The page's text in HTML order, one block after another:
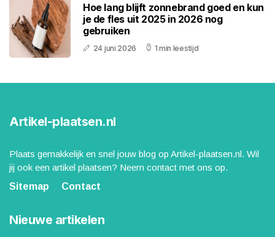
Hoe lang blijft zonnebrand goed en kun
je de fles uit 2025 in 2026 nog
gebruiken
24 juni 2026 1 min leestijd
Artikel-plaatsen.nl
Plaats gemakkelijk en snel jouw blog op Artikel-plaatsen.nl. Wil
jij ook een artikel plaatsen? Neem contact met ons op.
Sitemap
Contact
Nieuwe artikelen